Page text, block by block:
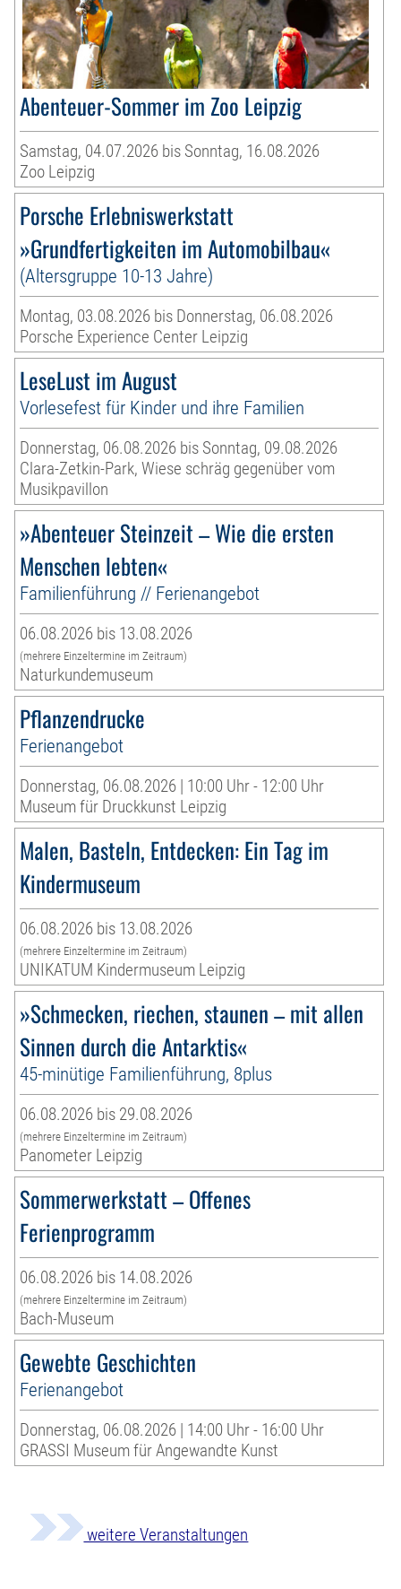
Abenteuer-Sommer im Zoo Leipzig
Samstag, 04.07.2026 bis Sonntag, 16.08.2026
Zoo Leipzig
Porsche Erlebniswerkstatt
»Grundfertigkeiten im Automobilbau«
(Altersgruppe 10-13 Jahre)
Montag, 03.08.2026 bis Donnerstag, 06.08.2026
Porsche Experience Center Leipzig
LeseLust im August
Vorlesefest für Kinder und ihre Familien
Donnerstag, 06.08.2026 bis Sonntag, 09.08.2026
Clara-Zetkin-Park, Wiese schräg gegenüber vom
Musikpavillon
»Abenteuer Steinzeit – Wie die ersten
Menschen lebten«
Familienführung // Ferienangebot
06.08.2026 bis 13.08.2026
(mehrere Einzeltermine im Zeitraum)
Naturkundemuseum
Pflanzendrucke
Ferienangebot
Donnerstag, 06.08.2026 | 10:00 Uhr - 12:00 Uhr
Museum für Druckkunst Leipzig
Malen, Basteln, Entdecken: Ein Tag im
Kindermuseum
06.08.2026 bis 13.08.2026
(mehrere Einzeltermine im Zeitraum)
UNIKATUM Kindermuseum Leipzig
»Schmecken, riechen, staunen – mit allen
Sinnen durch die Antarktis«
45-minütige Familienführung, 8plus
06.08.2026 bis 29.08.2026
(mehrere Einzeltermine im Zeitraum)
Panometer Leipzig
Sommerwerkstatt – Offenes
Ferienprogramm
06.08.2026 bis 14.08.2026
(mehrere Einzeltermine im Zeitraum)
Bach-Museum
Gewebte Geschichten
Ferienangebot
Donnerstag, 06.08.2026 | 14:00 Uhr - 16:00 Uhr
GRASSI Museum für Angewandte Kunst
weitere Veranstaltungen